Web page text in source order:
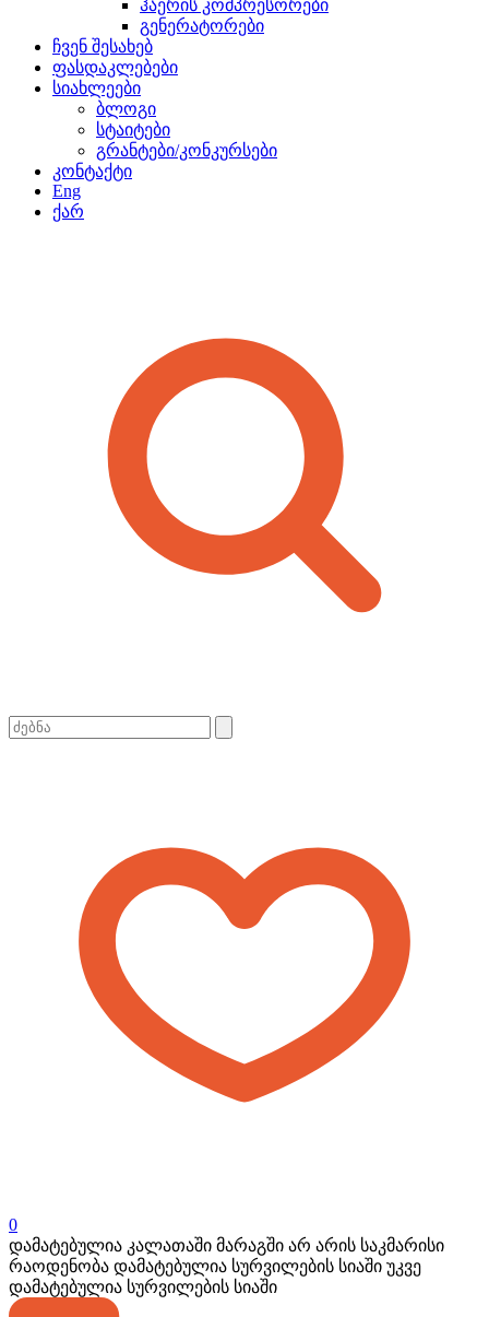
ჰაერის კომპრესორები
გენერატორები
ჩვენ შესახებ
ფასდაკლებები
სიახლეები
ბლოგი
სტაიტები
გრანტები/კონკურსები
კონტაქტი
Eng
ქარ
0
დამატებულია კალათაში მარაგში არ არის საკმარისი
რაოდენობა დამატებულია სურვილების სიაში უკვე
დამატებულია სურვილების სიაში